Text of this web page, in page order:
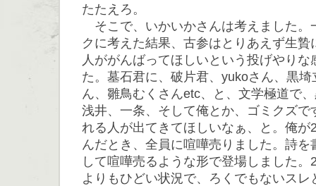
たたえろ。
そこで、いかいかさんは考えました。
クに考えた結果、古参はとりあえず生
人ががんばってほしいという投げやり
た。墓石君に、破片君、yukoさん、黒
ん、雛鳥むくさんetc、と、文学極道で
浅井、一条、そして俺とか、ゴミクズで
れる人が出てきてほしいなぁ、と。俺
んだとき、全員に喧嘩売りました。詩
して喧嘩売るような形で登場しました
よりもひどい状況で、ろくでもないス